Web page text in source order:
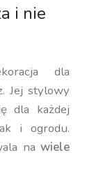
i nie
dla
Jej stylowy
dla każdej
i ogrodu.
na wiele